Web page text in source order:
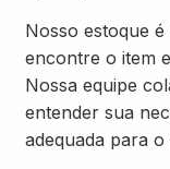
Nosso estoque
encontre o item
Nossa equipe
entender sua
adequada para